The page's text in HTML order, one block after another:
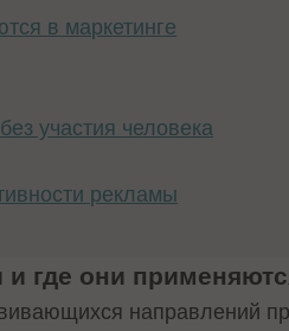
в маркетинге
участия человека
рекламы
и где они
направлений